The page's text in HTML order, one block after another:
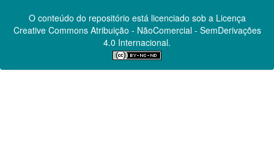
O conteúdo do repositório está licenciado sob a Licença
Creative CommonsAtribuição - NãoComercial - SemDerivações
4.0 Internacional.